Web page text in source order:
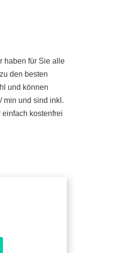
haben für Sie alle
den besten
und können
min und sind inkl.
kostenfrei